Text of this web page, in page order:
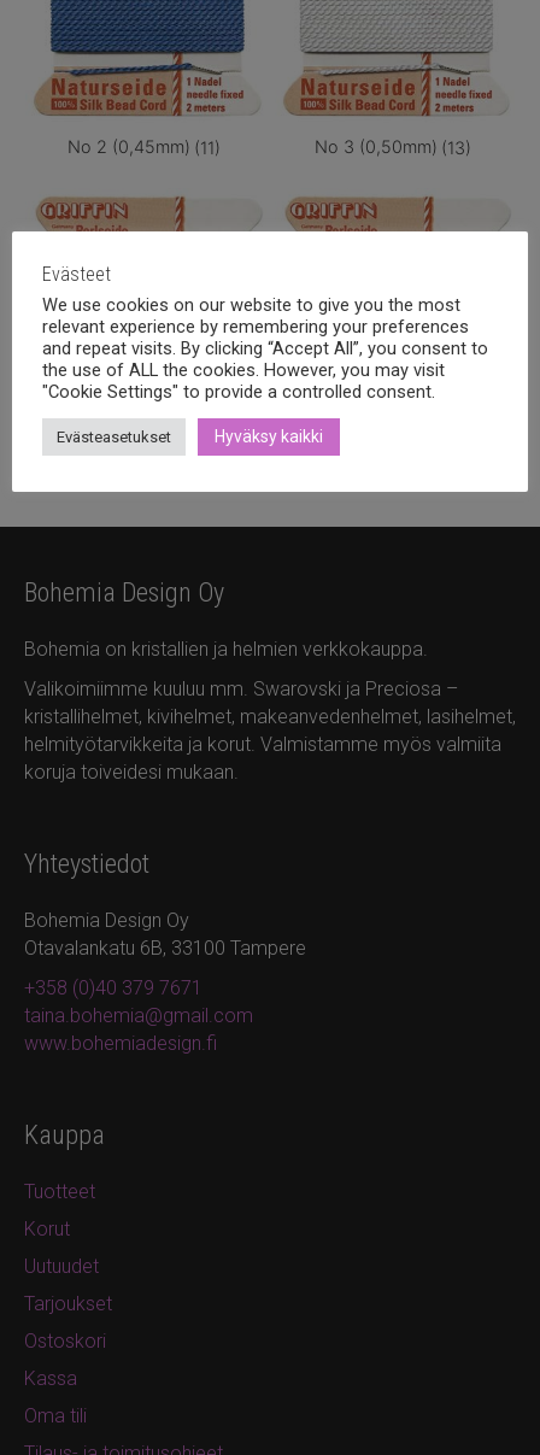
No 2 (0,45mm) (11) No 3 (0,50mm) (13)
No 4 (0,60mm) (20) No 5 (0,65mm)
Bohemia Design Oy
Bohemia on kristallien ja helmien verkkokauppa.
Valikoimiimme kuuluu mm. Swarovski ja Preciosa –
kristallihelmet, kivihelmet, makeanvedenhelmet, lasihelmet,
helmityötarvikkeita ja korut. Valmistamme myös valmiita
koruja toiveidesi mukaan.
Yhteystiedot
Bohemia Design Oy
Otavalankatu 6B, 33100 Tampere
+358 (0)40 379 7671
taina.bohemia@gmail.com
www.bohemiadesign.fi
Kauppa
Tuotteet
Korut
Uutuudet
Tarjoukset
Ostoskori
Kassa
Oma tili
Evästeet
We use cookies on our website to give you the most
relevant experience by remembering your preferences
and repeat visits. By clicking “Accept All”, you consent to
the use of ALL the cookies. However, you may visit
"Cookie Settings" to provide a controlled consent.
Evästeasetukset Hyväksy kaikki